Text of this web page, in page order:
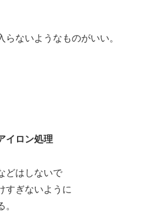
ないようなものがいい。
ロン処理
どはしないで
すぎないように